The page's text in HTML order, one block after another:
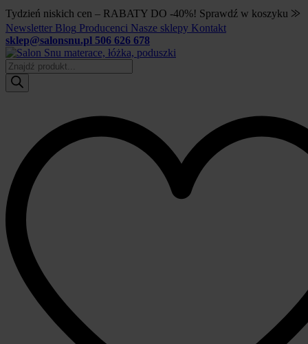
Tydzień niskich cen – RABATY DO -40%! Sprawdź w koszyku ⨠
Newsletter Blog Producenci Nasze sklepy Kontakt
sklep@salonsnu.pl 506 626 678
Wyszukiwarka
produktów